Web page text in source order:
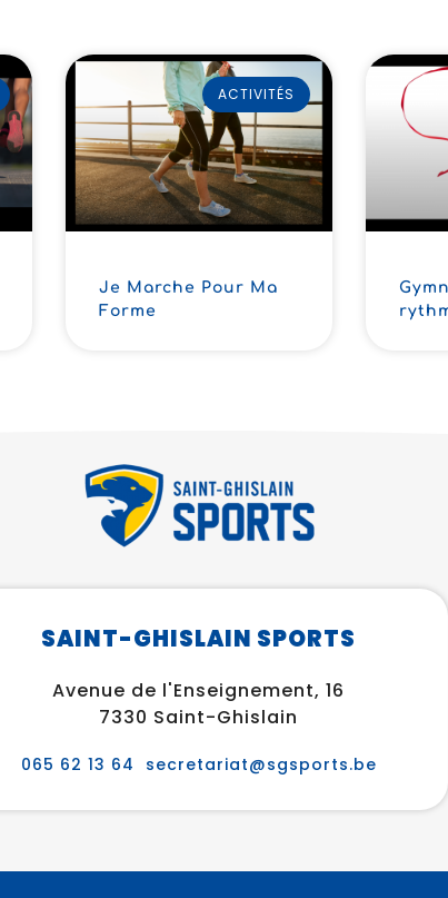
ACTIVITÉS
Je Marche Pour Ma
Forme
SAINT-GHISLAIN SPORTS
Avenue de l'Enseignement, 16
7330 Saint-Ghislain
065 62 13 64 secretariat@sgsports.be